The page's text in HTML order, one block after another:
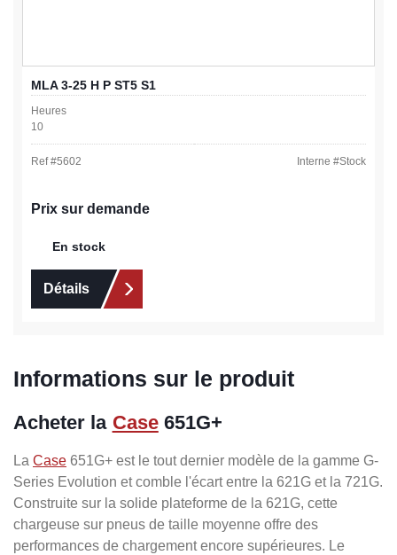
MLA 3-25 H P ST5 S1
Heures
10
Ref #5602 Interne #Stock
Prix sur demande
En stock
Détails
Informations sur le produit
Acheter la Case651G+
La Case 651G+ est le tout dernier modèle de la gamme G-
Series Evolution et comble l'écart entre la 621G et la 721G.
Construite sur la solide plateforme de la 621G, cette
chargeuse sur pneus de taille moyenne offre des
performances de chargement encore supérieures. Le